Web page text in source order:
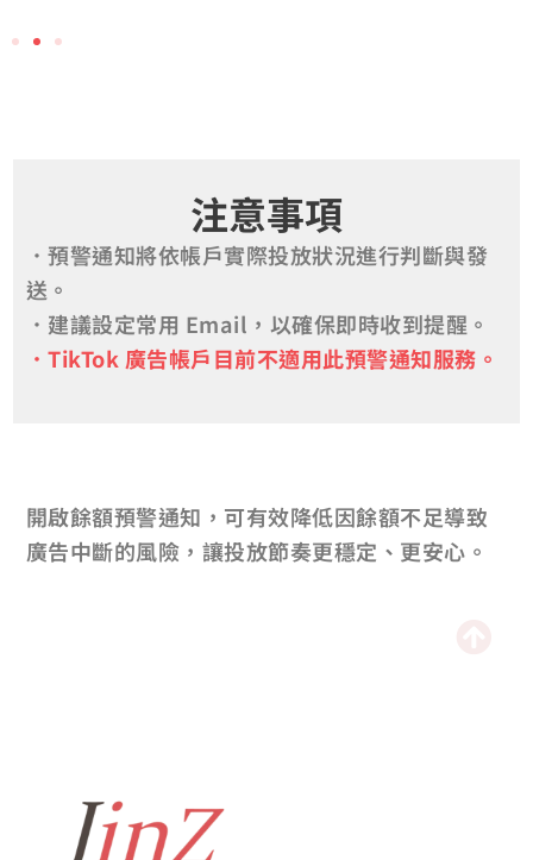
注意事項
．預警通知將依帳戶實際投放狀況進行判斷與發
送。
．建議設定常用 Email，以確保即時收到提醒。
．TikTok 廣告帳戶目前不適用此預警通知服務。
開啟餘額預警通知，可有效降低因餘額不足導致
廣告中斷的風險，讓投放節奏更穩定、更安心。